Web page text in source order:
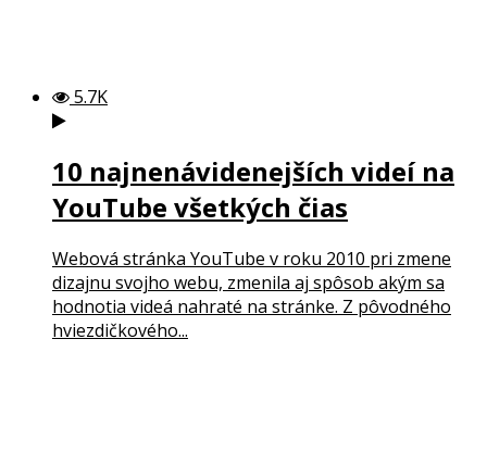
5.7K
10 najnenávidenejších videí na
YouTube všetkých čias
Webová stránka YouTube v roku 2010 pri zmene
dizajnu svojho webu, zmenila aj spôsob akým sa
hodnotia videá nahraté na stránke. Z pôvodného
hviezdičkového...